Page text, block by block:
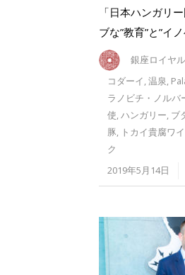
「日本ハンガリ
ブな”教育”と”イ
銀座ロイヤ
コダーイ,温泉,
ラノビチ・ノルバ
使,ハンガリー, ブ
豚, トカイ貴腐ワ
ク
2019年5月14日